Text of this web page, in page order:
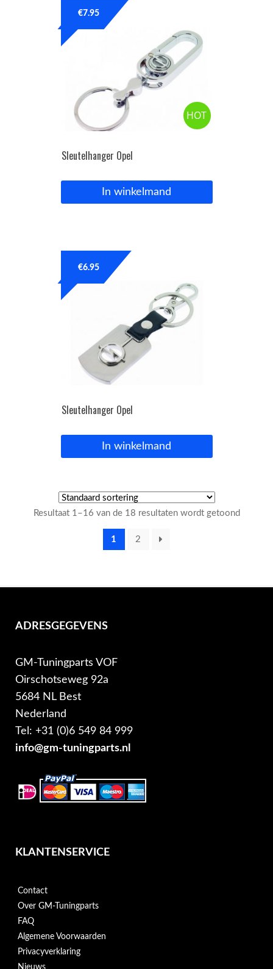
HOT
Sleutelhanger Opel
€7.95
In winkelmand
Sleutelhanger Opel
€6.95
In winkelmand
Resultaat 1–16 van de 18 resultaten wordt getoond
1 2
ADRESGEGEVENS
GM-Tuningparts VOF
Oirschotseweg 92a
5684 NL Best
Nederland
Tel: +31 (0)6 549 84 999
info@gm-tuningparts.nl
KLANTENSERVICE
Contact
Over GM-Tuningparts
FAQ
Algemene Voorwaarden
Privacyverklaring
Nieuws